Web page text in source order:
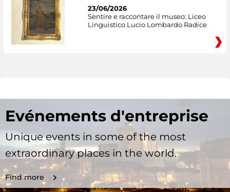
23/06/2026
Sentire e raccontare il museo: Liceo
Linguistico Lucio Lombardo Radice
Evénements d'entreprise
Unique events in some of the most
extraordinary places in the world.
Find more